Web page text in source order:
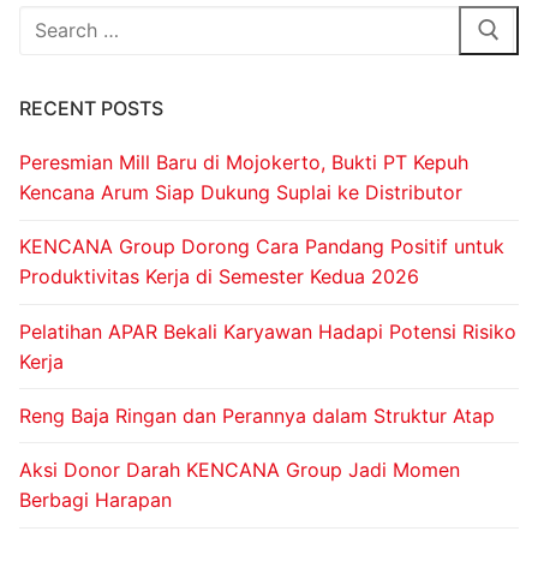
RECENT POSTS
Peresmian Mill Baru di Mojokerto, Bukti PT Kepuh
Kencana Arum Siap Dukung Suplai ke Distributor
KENCANA Group Dorong Cara Pandang Positif untuk
Produktivitas Kerja di Semester Kedua 2026
Pelatihan APAR Bekali Karyawan Hadapi Potensi Risiko
Kerja
Reng Baja Ringan dan Perannya dalam Struktur Atap
Aksi Donor Darah KENCANA Group Jadi Momen
Berbagi Harapan